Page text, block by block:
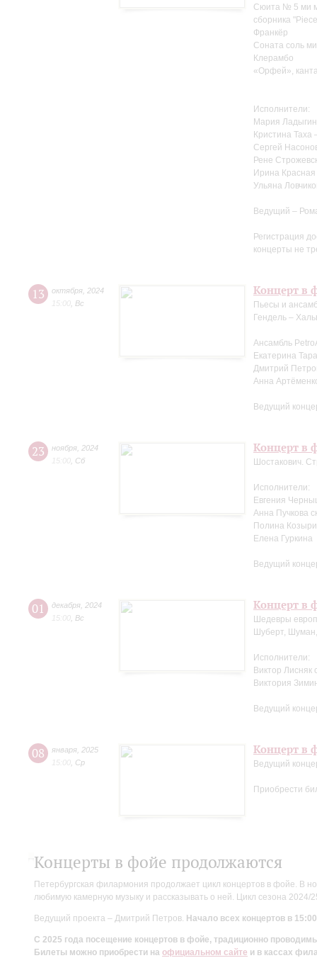
Сюита № 5 ми
сборника
Франкёр
Соната соль
Клерамбо
«Орфей»,
Исполнители:
Мария
Кристина Таха
Сергей
Рене
Ирина Красная
Ульяна
Ведущий –
Регистрация
концерты не
13 октября 2024
15:00 Вс
Концерт в
Пьесы и
Гендель –
Ансамбль
Екатерина
Дмитрий
Анна
Ведущий
23 ноября 2024
15:00 Сб
Концерт в
Шостакович.
Исполнители:
Евгения
Анна Пучкова
Полина
Елена Гуркина
Ведущий
01 декабря 2024
15:00 Вс
Концерт в
Шедевры
Шуберт,
Исполнители:
Виктор Лисняк
Виктория
Ведущий
08 января 2025
15:00 Ср
Концерт в
Ведущий
Приобрести
Концерты в фойе продолжаются
Петербургская филармония продолжает цикл концертов в фойе. В
любимую камерную музыку и рассказывать о ней. Цикл сезона
Ведущий проекта – Дмитрий Петров. Начало всех концертов в
С 2025 года посещение концертов в фойе, традиционно
Билеты можно приобрести на официальном сайте и в кассах